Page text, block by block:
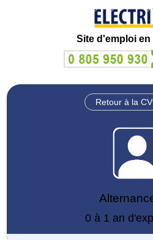
Site d'emploi
Retour à la
0 à 1 an